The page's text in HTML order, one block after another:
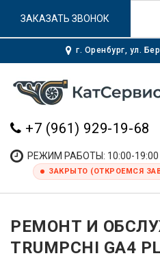
г. Оренбург, ул.
+7 (961) 929-19-68
РЕЖИМ РАБОТЫ: 10:00-19:00
ЗАКРЫТО (ОТКРОЕМСЯ
ЗАКАЗАТЬ ЗВОНОК
РЕМОНТ И
TRUMPCHI GA4